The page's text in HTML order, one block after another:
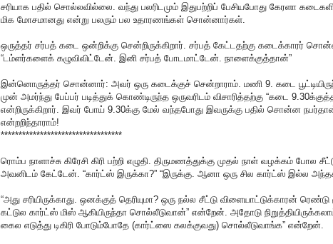
சரியாக பதில் சொல்லவில்லை. வந்து பலரிடமும் இதுபற்றிப் பேசியபோது கேரளா
மிக மோசமானது என்று பலரும் பல உதாரணங்கள் சொன்னார்கள்.
ஒருத்தர் சர்பத் கடை ஒன்றிக்கு சென்றிருக்கிறார். சர்பத் கேட்டதற்கு கடைக்காரர்
“டம்ளர்களைக் கழுவிவிட்டேன். இனி சர்பத் போடமாட்டேன். நாளைக்குத்தான்”
இன்னொருத்தர் சொன்னார்: அவர் ஒரு கடைக்குச் சென்றாராம். மணி 9. கடை
முன் அமர்ந்து பேப்பர் படித்துக் கொண்டிருந்த ஒருவரிடம் விசாரித்தற்கு “கடை
என்றிருக்கிறார். இவர் போய் 9.30க்கு மேல் வந்தபோது இவருக்கு பதில் சொன்ன
என்றறிந்தாராம்!
**********************************
ரொம்ப நாளாச்சு கிரேசி கிரி பற்றி எழுதி. திருமணத்துக்கு முதல் நாள் வழக்கம் போல
அவனிடம் கேட்டேன். “கார்ட்ஸ் இருக்கா?” “இருக்கு. ஆனா ஒரு சில கார்ட்ஸ் இல்ல
“அது சரியிருக்காது. ஒனக்குத் தெரியுமா? ஒரு நல்ல சீட்டு விளையாட்டுக்காரன்
கட்டுல கார்ட்ஸ் மிஸ் ஆகியிருந்தா சொல்லீடுவான்” என்றேன். அதோடு
கைல எடுத்து டிகிரி போடும்போதே (கார்ட்ஸை கலக்குவது) சொல்லீடுவாங்க” என்றேன்.